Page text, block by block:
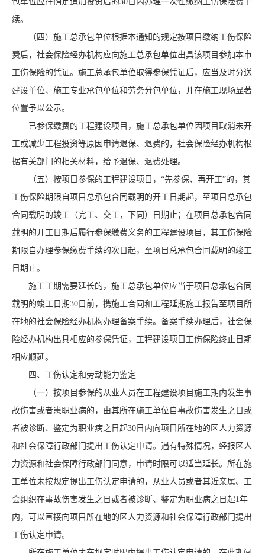
续。
（四）施工总承包单位根据本通知的规定按项目缴纳工伤保险
费后，社会保险经办机构应向施工总承包单位出具该项目参加本市
工伤保险的凭证。施工总承包单位取得参保凭证后，应当及时分送
建设单位、施工专业承包单位和劳务分包单位，并在施工现场显著
位置予以公示。
已参保缴费的工程建设项目，施工总承包单位因项目取消未开
工或减少工程投资等原因申请退保、退费的，社会保险经办机构根
据有关部门的相关材料，给予退保、退费处理。
（五）按项目参保的工程建设项目，“先参保、再开工”的，其
工伤保险期限自项目总承包合同载明的开工日期起，至项目总承包
合同载明的竣工（完工、交工，下同）日期止；在项目总承包合同
载明的开工日期后履行参保缴费义务的工程建设项目，其工伤保险
期限自办理参保缴费手续的次日起，至项目总承包合同载明的竣工
日期止。
施工工期需要延长的，施工总承包单位应当于项目总承包合同
载明的竣工日期30日前，携施工合同和工程延期施工报告至项目所
在地的社会保险经办机构办理备案手续。备案手续办理后，社会保
险经办机构出具相应的参保凭证，工程建设项目工伤保险终止日期
相应顺延。
四、工伤认定和劳动能力鉴定
（一）按项目参保的从业人员在工程建设项目施工期内发生事
故伤害或者患职业病的，由其所在施工单位自事故伤害发生之日或
者被诊断、鉴定为职业病之日起30日内向项目所在地的区人力资源
和社会保障行政部门提出工伤认定申请。遇有特殊情况，经报区人
力资源和社会保障行政部门同意，申请时限可以适当延长。所在施
工单位未按规定提出工伤认定申请的，从业人员或者其近亲属、工
会组织在事故伤害发生之日或者被诊断、鉴定为职业病之日起1年
内，可以直接向项目所在地的区人力资源和社会保障行政部门提出
工伤认定申请。